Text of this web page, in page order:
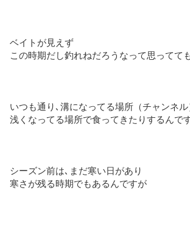
ベイトが見えず
この時期だし釣れねだろうなって思ってて
いつも通り､溝になってる場所（チャンネ
浅くなってる場所で食ってきたりするんです
シーズン前は､まだ寒い日があり
寒さが残る時期でもあるんですが